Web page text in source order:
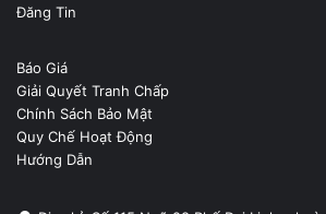
Đăng Tin
Báo Giá
Giải Quyết Tranh Chấp
Chính Sách Bảo Mật
Quy Chế Hoạt Động
Hướng Dẫn